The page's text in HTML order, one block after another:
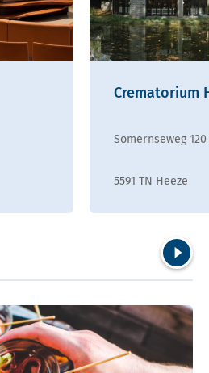
Crematorium
Somernseweg 120
5591 TN Heeze